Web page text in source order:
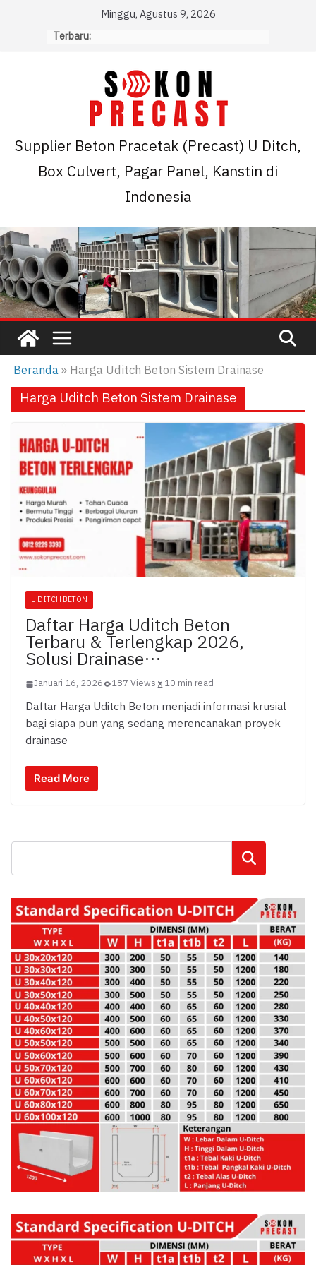
Minggu, Agustus 9, 2026
Terbaru:
Supplier Beton Pracetak (Precast) U Ditch,
Box Culvert, Pagar Panel, Kanstin di
Indonesia
Beranda» Harga Uditch Beton Sistem Drainase
Harga Uditch Beton Sistem Drainase
U DITCH BETON
Daftar Harga Uditch Beton
Terbaru & Terlengkap 2026,
Solusi Drainase…
Januari 16, 2026 187 Views 10 min read
Daftar Harga Uditch Beton menjadi informasi krusial
bagi siapa pun yang sedang merencanakan proyek
drainase
Read More
Cari